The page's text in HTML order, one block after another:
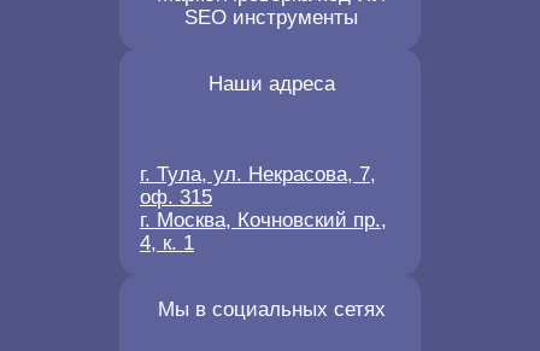
SEO инструменты
Мы в социальных сетях
Наши адреса
г. Тула, ул. Некрасова, 7,
оф. 315
г. Москва, Кочновский пр.,
4, к. 1